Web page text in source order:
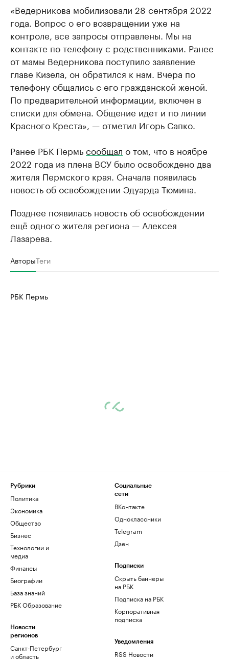
«Ведерникова мобилизовали 28 сентября 2022
года. Вопрос о его возвращении уже на
контроле, все запросы отправлены. Мы на
контакте по телефону с родственниками. Ранее
от мамы Ведерникова поступило заявление
главе Кизела, он обратился к нам. Вчера по
телефону общались с его гражданской женой.
По предварительной информации, включен в
списки для обмена. Общение идет и по линии
Красного Креста», — отметил Игорь Сапко.
Ранее РБК Пермьсообщал о том, что в ноябре
2022 года из плена ВСУ было освобождено два
жителя Пермского края. Сначала появилась
новость об освобождении Эдуарда Тюмина.
Позднее появилась новость об освобождении
ещё одного жителя региона — Алексея
Лазарева.
АвторыТеги
РБК Пермь
Рубрики
Политика
Экономика
Общество
Бизнес
Технологии и
медиа
Финансы
Биографии
База знаний
РБК Образование
Новости
регионов
Санкт-Петербург
и область
Социальные
сети
ВКонтакте
Одноклассники
Telegram
Дзен
Подписки
Скрыть баннеры
на РБК
Подписка на РБК
Корпоративная
подписка
Уведомления
RSS Новости